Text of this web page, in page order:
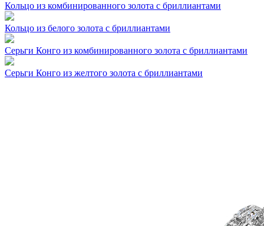
Кольцо из комбинированного золота с бриллиантами
Кольцо из белого золота с бриллиантами
Серьги Конго из комбинированного золота с бриллиантами
Серьги Конго из желтого золота с бриллиантами